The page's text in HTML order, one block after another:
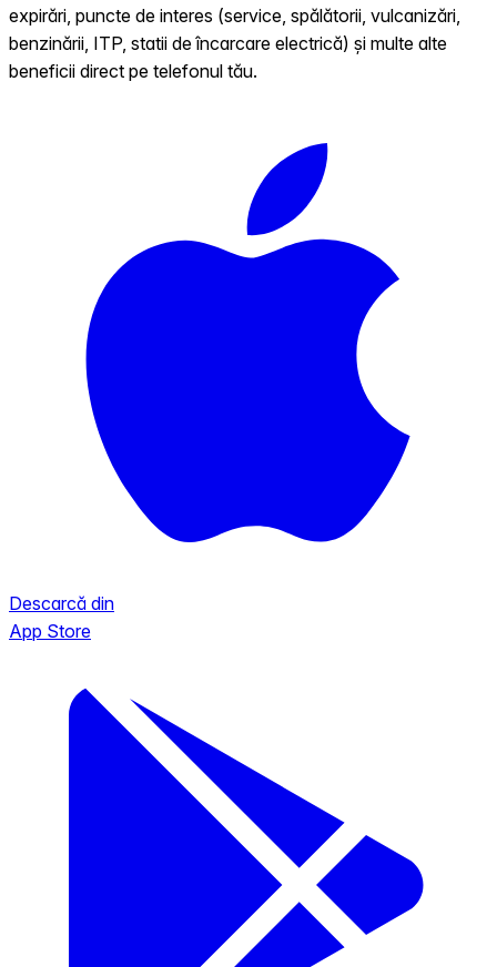
expirări, puncte de interes (service, spălătorii, vulcanizări,
benzinării, ITP, statii de încarcare electrică) și multe alte
beneficii direct pe telefonul tău.
Descarcă din
App Store